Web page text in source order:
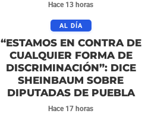
Hace 13 horas
AL DÍA
“ESTAMOS EN CONTRA DE
CUALQUIER FORMA DE
DISCRIMINACIÓN”: DICE
SHEINBAUM SOBRE
DIPUTADAS DE PUEBLA
Hace 17 horas